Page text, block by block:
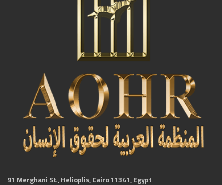
91 Merghani St., Helioplis, Cairo 11341, Egypt